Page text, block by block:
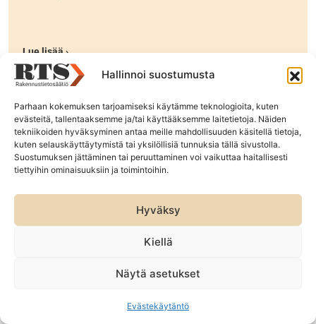
Hallinnoi suostumusta
Parhaan kokemuksen tarjoamiseksi käytämme teknologioita, kuten
evästeitä, tallentaaksemme ja/tai käyttääksemme laitetietoja. Näiden
tekniikoiden hyväksyminen antaa meille mahdollisuuden käsitellä tietoja,
kuten selauskäyttäytymistä tai yksilöllisiä tunnuksia tällä sivustolla.
Suostumuksen jättäminen tai peruuttaminen voi vaikuttaa haitallisesti
tiettyihin ominaisuuksiin ja toimintoihin.
Hyväksy
Kiellä
Näytä asetukset
Evästekäytäntö
Lue lisää ›
Lausuntopyyntö: InfraRYL ja MaaRYL,
16300 Kaivantojen tukiseinärakenteet